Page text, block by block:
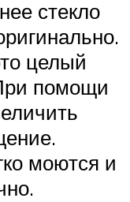
стекло
целый
помощи
моются и